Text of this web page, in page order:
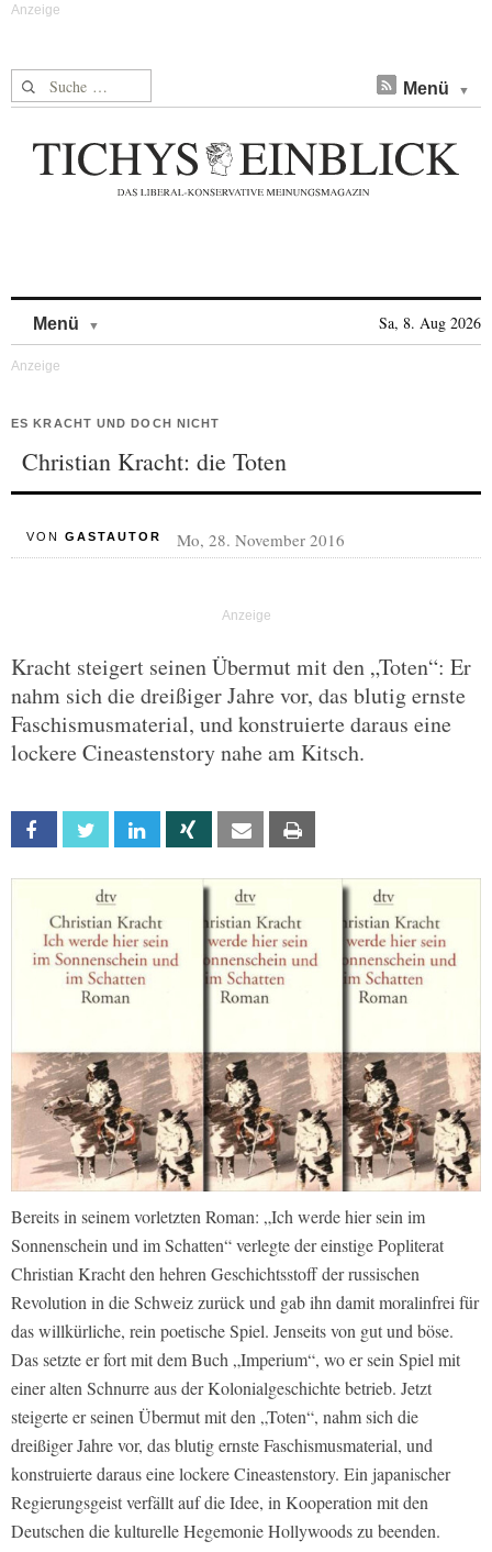
Suche nach: Menü
Menü Sa, 8. Aug 2026
ES KRACHT UND DOCH NICHT
Christian Kracht: die Toten
VON GASTAUTOR Mo, 28. November 2016
Kracht steigert seinen Übermut mit den „Toten“: Er
nahm sich die dreißiger Jahre vor, das blutig ernste
Faschismusmaterial, und konstruierte daraus eine
lockere Cineastenstory nahe am Kitsch.
Facebook Twitter Linkedin Xing Email
Bereits in seinem vorletzten Roman: „Ich werde hier sein im
Sonnenschein und im Schatten“ verlegte der einstige Popliterat
Christian Kracht den hehren Geschichtsstoff der russischen
Revolution in die Schweiz zurück und gab ihn damit moralinfrei für
das willkürliche, rein poetische Spiel. Jenseits von gut und böse.
Das setzte er fort mit dem Buch „Imperium“, wo er sein Spiel mit
einer alten Schnurre aus der Kolonialgeschichte betrieb. Jetzt
steigerte er seinen Übermut mit den „Toten“, nahm sich die
dreißiger Jahre vor, das blutig ernste Faschismusmaterial, und
konstruierte daraus eine lockere Cineastenstory. Ein japanischer
Regierungsgeist verfällt auf die Idee, in Kooperation mit den
Deutschen die kulturelle Hegemonie Hollywoods zu beenden.